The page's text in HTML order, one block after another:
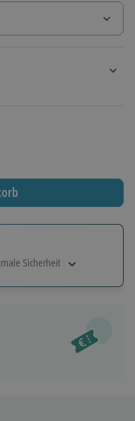
Sicherheit